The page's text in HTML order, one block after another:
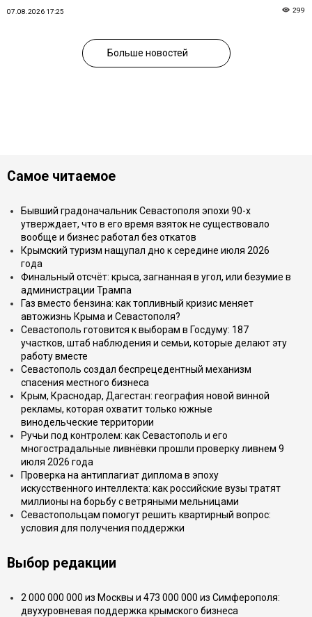
07.08.2026 17:25 299
Больше новостей
Самое читаемое
Бывший градоначальник Севастополя эпохи 90-х
утверждает, что в его время взяток не существовало
вообще и бизнес работал без откатов
Крымский туризм нащупал дно к середине июля 2026
года
Финальный отсчёт: крыса, загнанная в угол, или безумие в
администрации Трампа
Газ вместо бензина: как топливный кризис меняет
автожизнь Крыма и Севастополя?
Севастополь готовится к выборам в Госдуму: 187
участков, штаб наблюдения и семьи, которые делают эту
работу вместе
Севастополь создал беспрецедентный механизм
спасения местного бизнеса
Крым, Краснодар, Дагестан: география новой винной
рекламы, которая охватит только южные
винодельческие территории
Ручьи под контролем: как Севастополь и его
многострадальные ливнёвки прошли проверку ливнем 9
июля 2026 года
Проверка на антиплагиат диплома в эпоху
искусственного интеллекта: как российские вузы тратят
миллионы на борьбу с ветряными мельницами
Севастопольцам помогут решить квартирный вопрос:
условия для получения поддержки
Выбор редакции
2 000 000 000 из Москвы и 473 000 000 из Симферополя:
двухуровневая поддержка крымского бизнеса